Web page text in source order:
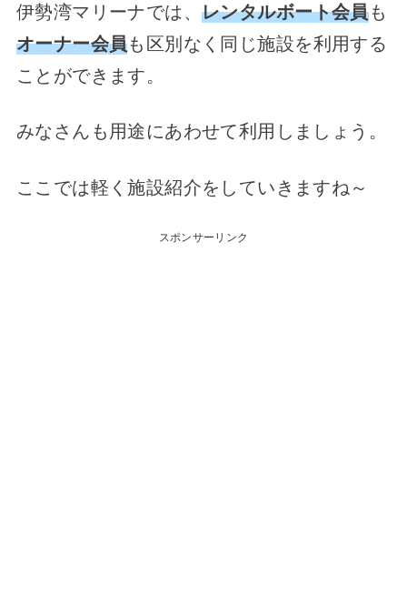
伊勢湾マリーナでは、レンタルボート会員も
オーナー会員も区別なく同じ施設を利用する
ことができます。
みなさんも用途にあわせて利用しましょう。
ここでは軽く施設紹介をしていきますね～
スポンサーリンク